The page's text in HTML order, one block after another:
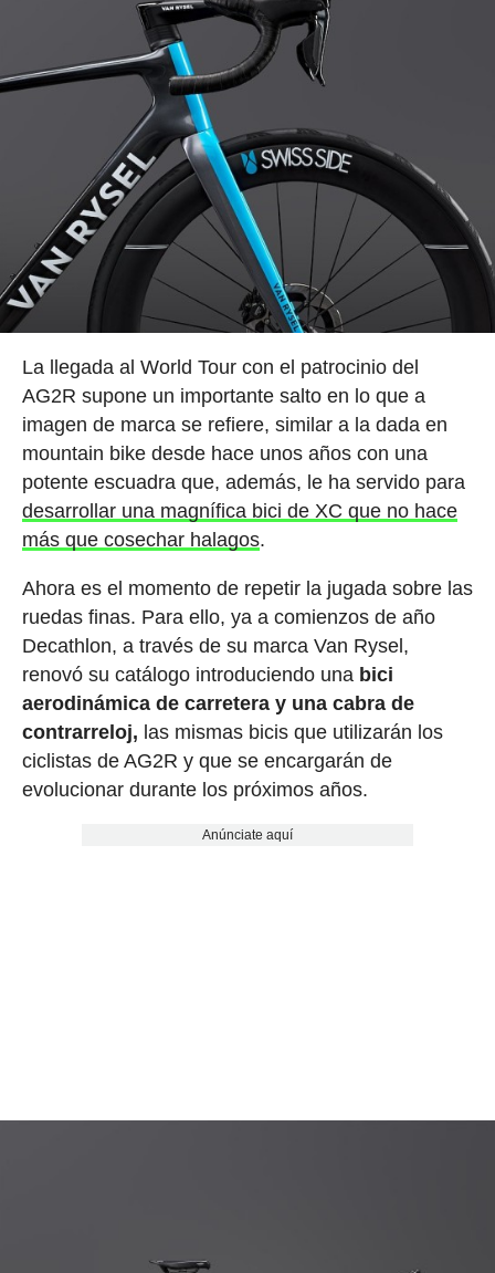
La llegada al World Tour con el patrocinio del
AG2R supone un importante salto en lo que a
imagen de marca se refiere, similar a la dada en
mountain bike desde hace unos años con una
potente escuadra que, además, le ha servido para
desarrollar una magnífica bici de XC que no hace
más que cosechar halagos.
Ahora es el momento de repetir la jugada sobre las
ruedas finas. Para ello, ya a comienzos de año
Decathlon, a través de su marca Van Rysel,
renovó su catálogo introduciendo una bici
aerodinámica de carretera y una cabra de
contrarreloj, las mismas bicis que utilizarán los
ciclistas de AG2R y que se encargarán de
evolucionar durante los próximos años.
Anúnciate aquí